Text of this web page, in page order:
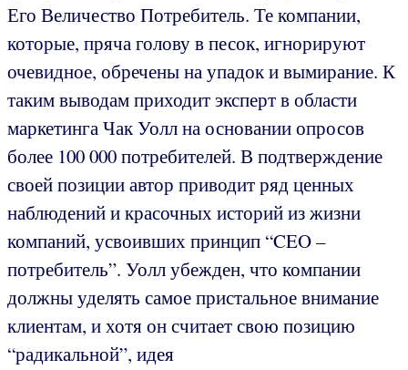
Его Величество Потребитель. Те компании,
которые, пряча голову в песок, игнорируют
очевидное, обречены на упадок и вымирание. К
таким выводам приходит эксперт в области
маркетинга Чак Уолл на основании опросов
более 100 000 потребителей. В подтверждение
своей позиции автор приводит ряд ценных
наблюдений и красочных историй из жизни
компаний, усвоивших принцип “CEO –
потребитель”. Уолл убежден, что компании
должны уделять самое пристальное внимание
клиентам, и хотя он считает свою позицию
“радикальной”, идея